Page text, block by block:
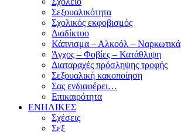
Σεξουαλικότητα
Σχολικός εκφοβισμός
Διαδίκτυο
Κάπνισμα – Αλκοόλ – Ναρκωτικά
Άγχος – Φοβίες – Κατάθλιψη
Διαταραχές πρόσληψης τροφής
Σεξουαλική κακοποίηση
Σας ενδιαφέρει…
Επικαιρότητα
ΕΝΗΛΙΚΕΣ
Σχέσεις
Σεξ